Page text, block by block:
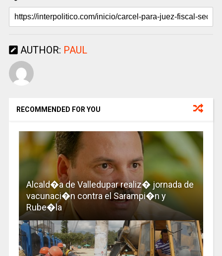
AUTHOR: PAUL
RECOMMENDED FOR YOU
Alcald�a de Valledupar realiz� jornada de
vacunaci�n contra el Sarampi�n y
Rube�la